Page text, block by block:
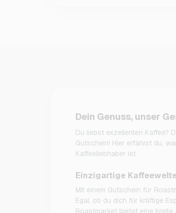
Dein Genuss, unser
Du liebst exzellenten Kaffee?
Gutschein! Hier erfährst du,
Kaffeeliebhaber ist.
Einzigartige
Mit einem Gutschein für
Egal, ob du dich für kräftige
Roastmarket bietet eine